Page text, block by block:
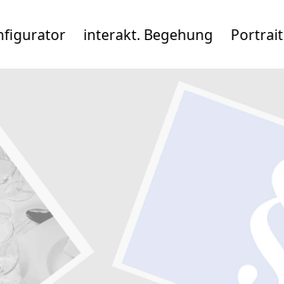
interakt. Begehung Portrait